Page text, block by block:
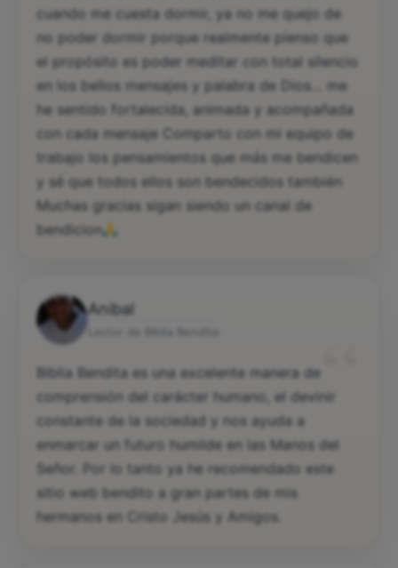
cuando me cuesta dormir, ya no me quejo de
no poder dormir porque realmente pienso que
el propósito es poder meditar con total silencio
en los bellos mensajes y palabra de Dios… me
he sentido fortalecida, animada y acompañada
con cada mensaje Comparto con mi equipo de
trabajo los pensamientos que más me bendicen
y sé que todos ellos son bendecidos también
Muchas gracias sigan siendo un canal de
bendicion
Anibal
“
Biblia Bendita es una excelente manera de
comprensión del carácter humano, el devinir
constante de la sociedad y nos ayuda a
enmarcar un futuro humilde en las Manos del
Señor. Por lo tanto ya he recomendado este
sitio web bendito a gran partes de mis
hermanos en Cristo Jesús y Amigos.